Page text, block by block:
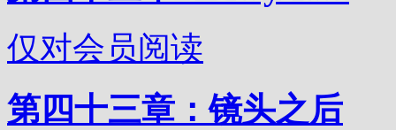
仅对会员阅读
第四十三章：镜头之后